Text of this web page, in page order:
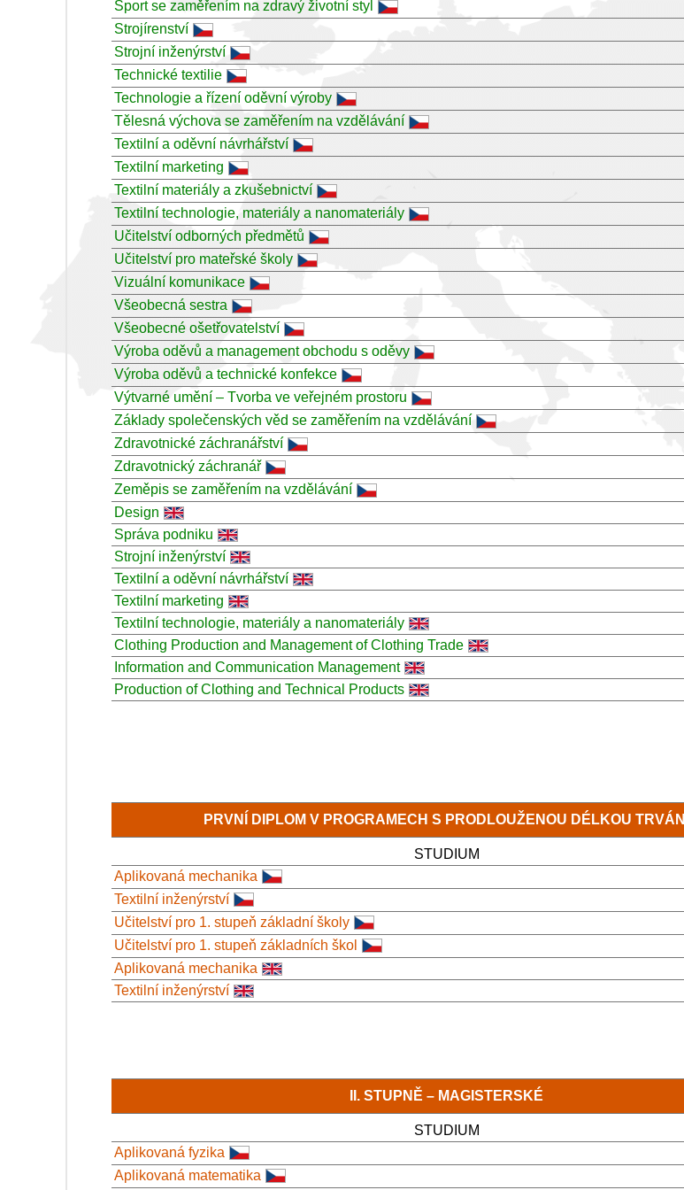
Sport se zaměřením na zdravý životní styl
Strojírenství
Strojní inženýrství
Technické textilie
Technologie a řízení oděvní výroby
Tělesná výchova se zaměřením na vzdělávání
Textilní a oděvní návrhářství
Textilní marketing
Textilní materiály a zkušebnictví
Textilní technologie, materiály a nanomateriály
Učitelství odborných předmětů
Učitelství pro mateřské školy
Vizuální komunikace
Všeobecná sestra
Všeobecné ošetřovatelství
Výroba oděvů a management obchodu s oděvy
Výroba oděvů a technické konfekce
Výtvarné umění – Tvorba ve veřejném prostoru
Základy společenských věd se zaměřením na vzdělávání
Zdravotnické záchranářství
Zdravotnický záchranář
Zeměpis se zaměřením na vzdělávání
Design
Správa podniku
Strojní inženýrství
Textilní a oděvní návrhářství
Textilní marketing
Textilní technologie, materiály a nanomateriály
Clothing Production and Management of Clothing Trade
Information and Communication Management
Production of Clothing and Technical Products
PRVNÍ DIPLOM V PROGRAMECH S PRODLOUŽENOU DÉLKOU TRVÁNÍ
STUDIUM
Aplikovaná mechanika
Textilní inženýrství
Učitelství pro 1. stupeň základní školy
Učitelství pro 1. stupeň základních škol
Aplikovaná mechanika
Textilní inženýrství
II. STUPNĚ – MAGISTERSKÉ
STUDIUM
Aplikovaná fyzika
Aplikovaná matematika